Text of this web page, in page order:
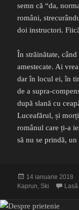
semn că “da,
români,
doi instructori.
În străinătate,
amestecate. Ai
dar în locul ei, în
de a supra-
după slană cu
Luceafărul, și
românul care ți-a
să nu se prindă,
Publicat
pe
14 ianuarie 2018
Kaprun, Ski